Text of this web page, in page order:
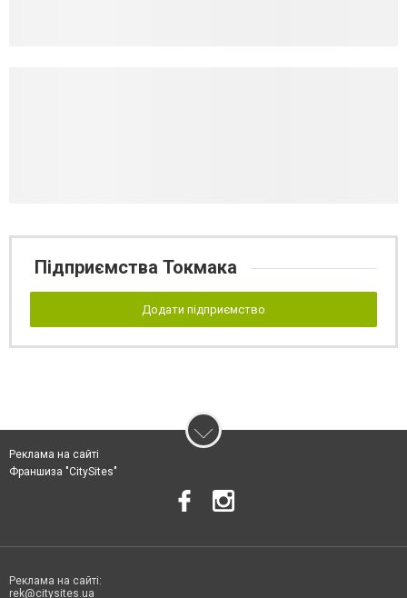
Підприємства Токмака
Додати підприємство
Реклама на сайті
Франшиза "CitySites"
Реклама на сайті:
rek@citysites.ua